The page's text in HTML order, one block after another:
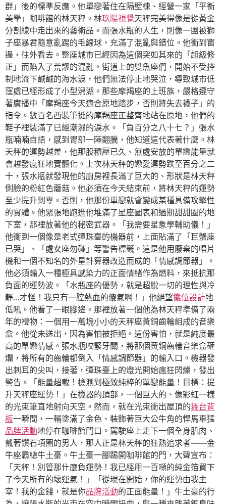
群」後的標準反應。他單戀著住在隔壁棟、經營一家「平衡
美學」咖啡館的林天秤。林玖陽視覺天秤完美得像是從黃金
分割線中走出來的藝術品。而張水瓶的人生，則像一團被獅
子座暴君隨意亂踢的毛線球，充滿了混亂與錯位。他衝到窗
邊，往外看去。整座城市已經因為這個突如其來的「超級修
正」而陷入了荒謬的混亂。街道上的雙魚座們，開始不受控
制地流下鹹鹹的海水淚，他們無法停止地哭泣，導致城市低
窪處已經形成了小型潟湖。那些摩羯座的上班族，嚴格遵守
著廣播中「摩羯座今天適合原地踏步，否則將失去襪子」的
指令。數百名西裝筆挺的摩羯座正整齊地站在原地，他們的
鞋子裡裝滿了已經潮濕的淚水。「負百分之八十七？」張水
瓶喃喃自語，感到胃部一陣翻騰，他知道這代表著什麼。林
天秤的運勢越差，他那股積壓已久、無處安放的單戀能量就
會越發瘋狂地實體化。上次林天秤的戀愛運勢跌至百分之二
十，張水瓶就發現他的廚房裡長滿了巨大的、形狀是林天秤
側臉的粉紅色蘑菇。他必須在今天結束前，將林天秤的運勢
至少提升到零。否則，他那份單戀就會變成某種具備攻擊性
的實體。他緊張地跑進他堆滿了星座圖表和過期甜甜圈的地
下室，那裡放著他的秘密武器。「我需要星象學輔助儀！」
他衝到一個像是老式彈珠臺的機器前，上面貼滿了「巨蟹座
已哭」、「處女座勿碰」等警告標籤。這是他用廢棄的唱片
機和一個不知名的外星計算器改造而成的「情感調節器」。
他必須輸入一種極具感染力的正面情緒作為燃料，來抵抗那
負面的運勢波。「水瓶座的優勢，就是超脫一切的理性與冷
靜…才怪！我只有一腔熱血的傻氣啊！」他絕望攤位設計地
低吼。他看了一眼腳邊。那裡放著一個他為林天秤準備了兩
年的禮物：一個用一萬塊小小的天秤座黃銅齒輪組成的音樂
盒。他從未送出，因為害怕被拒絕。這份害怕，就是純度最
高的單戀情感。張水瓶咬緊牙關，將那個黃銅齒輪音樂盒砸
爛，將所有的齒輪都倒入「情感調節器」的輸入口。機器發
出刺耳的尖叫，接著，彈珠臺上的燈光開始瘋狂閃爍，發出
警告。「能量超載！檢測到極致純粹的單戀能量！目標：提
升天秤座運勢！」在機器的頂部，一個巨大的、像彩虹一樣
的光束筆直地射向天空。然而，就在光束衝出屋頂的舞台背
板一瞬間，一輛塗滿了金色、裝飾著巨大公牛角的悍馬車猛
品牌活動地停在咖啡館門口。駕駛座上走下一個全身肌肉、
戴著鑽石項圈的男人，那人正是林天秤的狂熱追求者——金
牛座霸總牛土豪。牛土豪一腳踢開咖啡館的門，大聲宣布：
「天秤！別管那什麼負運勢！我已經用一百噸的純金箔買下
了今天所有的壞運氣！」「從現在開始，你的運勢由我主
宰！我的金錢，就是你品牌活動的正面能量！」牛土豪的行